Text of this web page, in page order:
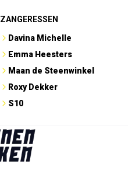
ZANGERESSEN
Davina Michelle
Emma Heesters
Maan de Steenwinkel
Roxy Dekker
S10